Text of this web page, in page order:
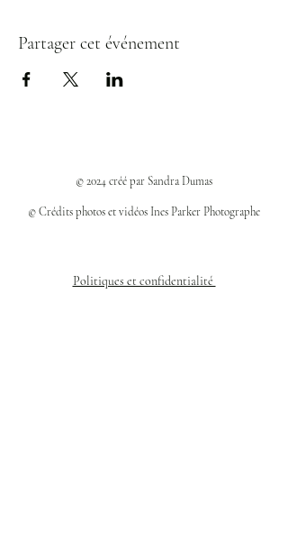
Partager cet événement
© 2024 créé par Sandra Dumas
© Crédits photos et vidéos Ines Parker Photographe
Politiques et confidentialité